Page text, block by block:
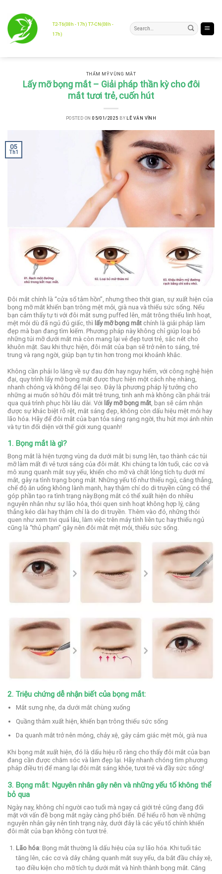
content
T2-T6(08h - 17h) T7-CN(08h -
17h)
THẨM MỸ VÙNG MẮT
Lấy mỡ bọng mắt – Giải pháp thần kỳ cho đôi
mắt tươi trẻ, cuốn hút
POSTED ON05/01/2025 BY LÊ VĂN VĨNH
05
Th1
Đôi mắt chính là “cửa sổ tâm hồn”, nhưng theo thời gian, sự xuất hiện của
bọng mỡ mắt khiến bạn trông mệt mỏi, già nua và thiếu sức sống. Nếu
bạn cảm thấy tự ti với đôi mắt sưng puffed lên, mắt trông thiếu linh hoạt,
mệt mỏi dù đã ngủ đủ giấc, thì lấy mỡ bọng mắt chính là giải pháp làm
đẹp mà bạn đang tìm kiếm. Phương pháp này không chỉ giúp loại bỏ
những túi mỡ dưới mắt mà còn mang lại vẻ đẹp tươi trẻ, sắc nét cho
khuôn mặt. Sau khi thực hiện, đôi mắt của bạn sẽ trở nên to sáng, trẻ
trung và rạng ngời, giúp bạn tự tin hơn trong mọi khoảnh khắc.
Không cần phải lo lắng về sự đau đớn hay nguy hiểm, với công nghệ hiện
đại, quy trình lấy mỡ bọng mắt được thực hiện một cách nhẹ nhàng,
nhanh chóng và không để lại sẹo. Đây là phương pháp lý tưởng cho
những ai muốn sở hữu đôi mắt trẻ trung, tinh anh mà không cần phải trải
qua quá trình phục hồi lâu dài. Với lấy mỡ bọng mắt , bạn sẽ cảm nhận
được sự khác biệt rõ rệt, mắt sáng đẹp, không còn dấu hiệu mệt mỏi hay
lão hóa. Hãy để đôi mắt của bạn tỏa sáng rạng ngời, thu hút mọi ánh nhìn
và tự tin đối diện với thế giới xung quanh!
1. Bọng mắt là gì?
Bọng mắt là hiện tượng vùng da dưới mắt bị sưng lên, tạo thành các túi
mỡ làm mất đi vẻ tươi sáng của đôi mắt. Khi chúng ta lớn tuổi, các cơ và
mô xung quanh mắt suy yếu, khiến cho mỡ và chất lỏng tích tụ dưới mí
mắt, gây ra tình trạng bọng mắt. Những yếu tố như thiếu ngủ, căng thẳng,
chế độ ăn uống không lành mạnh, hay thậm chí do di truyền cũng có thể
góp phần tạo ra tình trạng này.Bọng mắt có thể xuất hiện do nhiều
nguyên nhân như sự lão hóa, thói quen sinh hoạt không hợp lý, căng
thẳng kéo dài hay thậm chí là do di truyền. Thêm vào đó, những thói
quen như xem tivi quá lâu, làm việc trên máy tính liên tục hay thiếu ngủ
cũng là “thủ phạm” gây nên đôi mắt mệt mỏi, thiếu sức sống.
2. Triệu chứng dễ nhận biết của bọng mắt:
Mắt sưng nhẹ, da dưới mắt chùng xuống
Quầng thâm xuất hiện, khiến bạn trông thiếu sức sống
Da quanh mắt trở nên mỏng, chảy xệ, gây cảm giác mệt mỏi, già nua
Khi bọng mắt xuất hiện, đó là dấu hiệu rõ ràng cho thấy đôi mắt của bạn
đang cần được chăm sóc và làm đẹp lại. Hãy nhanh chóng tìm phương
pháp điều trị để mang lại đôi mắt sáng khỏe, tươi trẻ và đầy sức sống!
3. Bọng mắt: Nguyên nhân gây nên và những yếu tố không thể
bỏ qua
Ngày nay, không chỉ người cao tuổi mà ngay cả giới trẻ cũng đang đối
mặt với vấn đề bọng mắt ngày càng phổ biến. Để hiểu rõ hơn về những
nguyên nhân gây nên tình trạng này, dưới đây là các yếu tố chính khiến
đôi mắt của bạn không còn tươi trẻ.
Lão hóa: Bọng mắt thường là dấu hiệu của sự lão hóa. Khi tuổi tác
tăng lên, các cơ và dây chằng quanh mắt suy yếu, da bắt đầu chảy xệ,
tạo điều kiện cho mỡ tích tụ dưới mắt và hình thành bọng mắt. Căng